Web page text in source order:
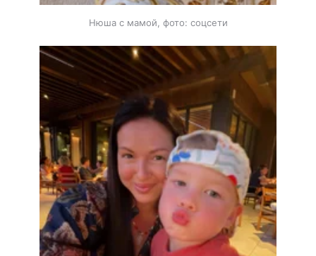
Нюша с мамой, фото: соцсети